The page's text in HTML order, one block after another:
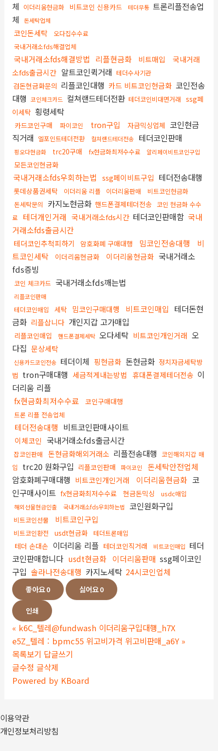
체 이더리움현금화 비트코인 신용카드 테더무통 트론리플전송업
체
돈세탁업체
코인돈세탁
오다집수수료
국내거래소fds해결업체
국내거래소fds해결방법 리플현금화 비트매입
국내거래
소fds출금시간 알트코인퀵거래 테더수사기관
검돈현금화문의 리플코인대행 카드 비트코인현금화 코인전송
대행
코인체크카드 컬쳐랜드테더전환 테더코인비대면거래 ssg페
이세탁 횡령세탁
카드코인구매 파이코인 tron구입 자금믹싱업체 코인현금
직거래 엘포인트테더전환 컬쳐랜드테더전송 테더코인판매
핑오다현금화 trc20구매 fx현금화최저수수료 알리페이비트코인구입
모든코인현금화
국내거래소fds우회하는법 ssg페이비트구입 테더전송대행
롯데상품권세탁 이더리움 리플 이더리움판매
비트코인현금화
돈세탁문의
카지노현금화 핸드폰결제테더전송 코인 현금화 수수
료
테더개인거래 국내거래소fds시간 테더코인판매함 국내
거래소fds출금시간
테더코인추척피하기 암호화폐 구매대행 밈코인전송대행
비
트코인세탁
이더리움현금화 이더리움현금화 국내거래소
fds증빙
코인 체크카드 국내거래소fds깨는법
리플코인판매
테더코인매입 세탁 밈코인구매대행 비트코인매입 테더돈현
금화 리플삽니다 개인지갑 고가매입
리플코인매입 핸드폰결제세탁 오다세탁 비트코인개인거래 오
다집 문상세탁
신용카드코인전송 테더이체 핑현금화 돈현금화 정치자금세탁방
법 tron구매대행 세금적게내는방법 휴대폰결제테더전송 이
더리움 리플
fx현금화최저수수료
코인구매대행
트론 리플 전송업체
테더전송대행 비트코인판매사이트
이체코인 국내거래소fds출금시간
잡코인판매 돈현금화해외거래소 리플전송대행 코인해외지갑 매
입
trc20 원화구입 리플코인판매 파이코인
돈세탁안전업체
암호화폐구매대행 비트코인개인거래 이더리움현금화 코
인구매사이트 fx현금화최저수수료 현금돈믹싱 usdc매입
해외선물현금인출 국내거래소fds우회하는법 코인원화구입
비트코인선물 비트코인구입
비트코인환전 usdt현금화 테더트론매입
테더 손대손 이더리움 리플 테더코인직거래 비트코인매입 테더
코인판매합니다 usdt현금화 이더리움판매 ssg페이코인
구입 솔라나전송대행 카지노세탁 24시코인업체
좋아요0 싫어요0
인쇄
« k6C_텔레@fundwash 이더리움구입대행_h7X
e5Z_텔레 : bpmc55 위고비가격 위고비판매_a6Y »
목록보기 답글쓰기
글수정 글삭제
Powered by KBoard
이용약관
개인정보처리방침